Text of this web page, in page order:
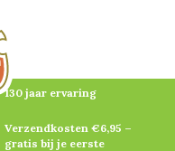
130 jaar ervaring
Verzendkosten €6,95 –
gratis bij je eerste